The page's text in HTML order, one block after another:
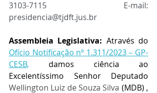
presidencia@tjdft.jus.br
Assembleia Legislativa:
Ofício Notificação nº 1.311/2023 – GP-
CESB, damos ciência ao
Wellington Luiz de Souza Silva (MDB) ,